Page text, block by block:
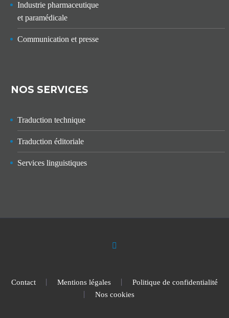
Industrie pharmaceutique
et paramédicale
Communication et presse
NOS SERVICES
Traduction technique
Traduction éditoriale
Services linguistiques
Contact Mentions légales
Politique de confidentialité
Nos cookies